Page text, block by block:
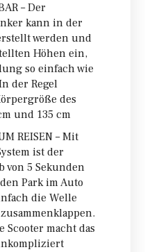
– Der
kann in der
werden und
Höhen ein,
so einfach wie
der Regel
des
und 135 cm
REISEN – Mit
ist der
von 5 Sekunden
Park im Auto
die Welle
Scooter macht das